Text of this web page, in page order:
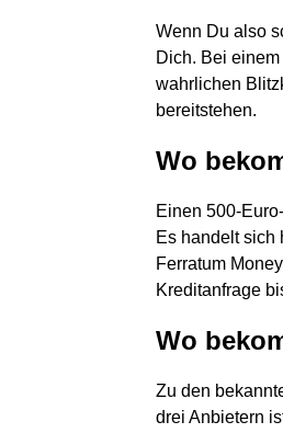
Wenn Du also
Dich. Bei
wahrlichen
bereitstehen.
Wo
Einen 500-
Es handelt sich
Ferratum
Kreditanfrage
Wo
Zu den
drei Anbietern